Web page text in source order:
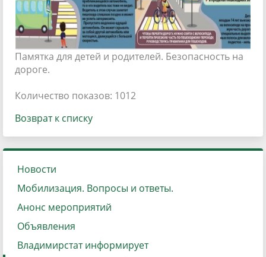
Памятка для детей и родителей. Безопасность на
дороге.
Количество показов: 1012
Возврат к списку
Новости
Мобилизация. Вопросы и ответы.
Анонс мероприятий
Объявления
Владимирстат информирует